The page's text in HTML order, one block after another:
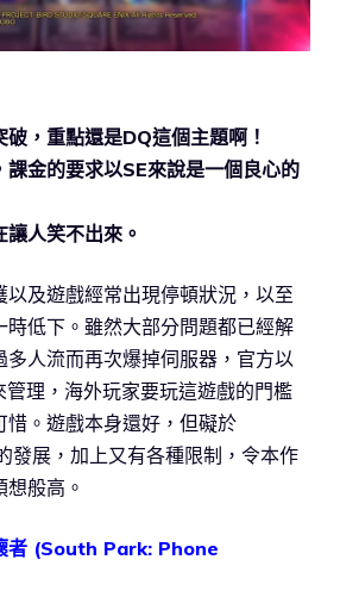
，重點還是DQ這個主題啊！
課金的要求以SE來說是一個良心的
人笑不出來。
以及遊戲經常出現停頓狀況，以至
時低下。雖然大部分問題都已經解
多人流而再次爆掉伺服器，官方以
管理，海外玩家要玩這遊戲的門檻
惜。遊戲本身還好，但礙於
發展，加上又有各種限制，令本作
般高。
者 (South Park: Phone